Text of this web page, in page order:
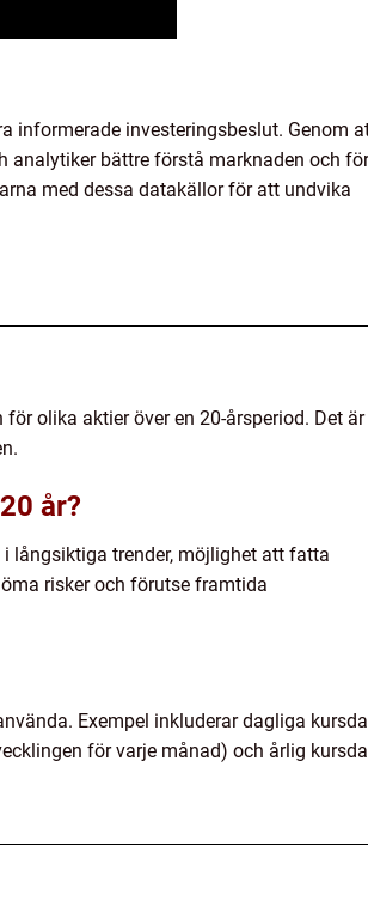
informerade investeringsbeslut. Genom
analytiker bättre förstå marknaden och
med dessa datakällor för att undvika
olika aktier över en 20-årsperiod. Det
år?
långsiktiga trender, möjlighet att fatta
risker och förutse framtida
Exempel inkluderar dagliga
för varje månad) och årlig